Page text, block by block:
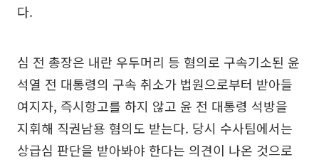
다.
심 전 총장은 내란 우두머리 등 혐의로 구속기소된 윤
석열 전 대통령의 구속 취소가 법원으로부터 받아들
여지자, 즉시항고를 하지 않고 윤 전 대통령 석방을
지휘해 직권남용 혐의도 받는다. 당시 수사팀에서는
상급심 판단을 받아봐야 한다는 의견이 나온 것으로